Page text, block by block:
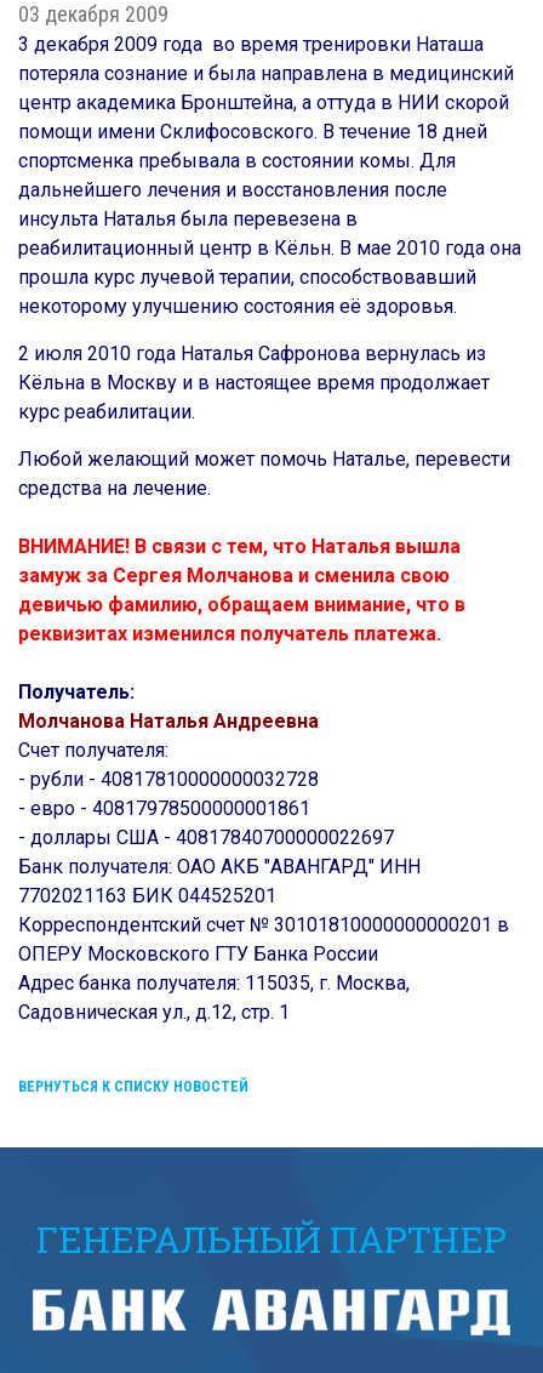
03 декабря 2009
3 декабря 2009 года во время тренировки Наташа
потеряла сознание и была направлена в медицинский
центр академика Бронштейна, а оттуда в НИИ скорой
помощи имени Склифосовского. В течение 18 дней
спортсменка пребывала в состоянии комы. Для
дальнейшего лечения и восстановления после
инсульта Наталья была перевезена в
реабилитационный центр в Кёльн. В мае 2010 года она
прошла курс лучевой терапии, способствовавший
некоторому улучшению состояния её здоровья.
2 июля 2010 года Наталья Сафронова вернулась из
Кёльна в Москву и в настоящее время продолжает
курс реабилитации.
Любой желающий может помочь Наталье, перевести
средства на лечение.
ВНИМАНИЕ! В связи с тем, что Наталья вышла
замуж за Сергея Молчанова и сменила свою
девичью фамилию, обращаем внимание, что в
реквизитах изменился получатель платежа.
Получатель:
Молчанова Наталья Андреевна
Счет получателя:
- рубли - 40817810000000032728
- евро - 40817978500000001861
- доллары США - 40817840700000022697
Банк получателя: ОАО АКБ "АВАНГАРД" ИНН
7702021163 БИК 044525201
Корреспондентский счет № 30101810000000000201 в
ОПЕРУ Московского ГТУ Банка России
Адрес банка получателя: 115035, г. Москва,
Садовническая ул., д.12, стр. 1
ВЕРНУТЬСЯ К СПИСКУ НОВОСТЕЙ
ГЕНЕРАЛЬНЫЙ ПАРТНЕР